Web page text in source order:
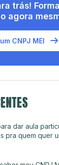
trás!
agora
CNPJ MEI
dar aula
pra quem quer